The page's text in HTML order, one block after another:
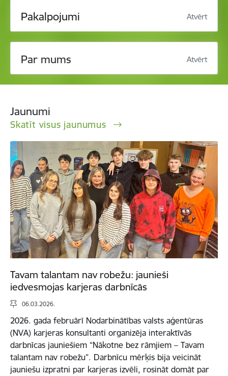
Pakalpojumi Atvērt
Par mums Atvērt
Jaunumi
Skatīt visus jaunumus
Tavam talantam nav robežu: jaunieši
iedvesmojas karjeras darbnīcās
06.03.2026.
2026. gada februārī Nodarbinātības valsts aģentūras
(NVA) karjeras konsultanti organizēja interaktīvās
darbnīcas jauniešiem “Nākotne bez rāmjiem – Tavam
talantam nav robežu”. Darbnīcu mērķis bija veicināt
jauniešu izpratni par karjeras izvēli, rosināt domāt par